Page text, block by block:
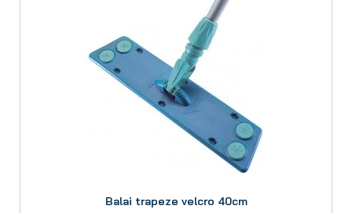
Balai trapeze velcro 40cm